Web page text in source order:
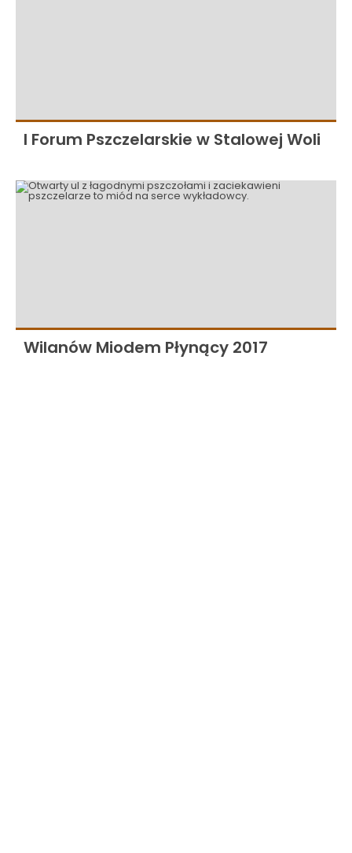
I Forum Pszczelarskie w Stalowej Woli
Wilanów Miodem Płynący 2017